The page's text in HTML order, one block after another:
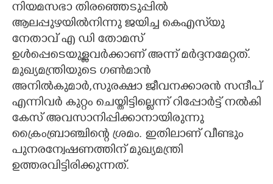
നിയമസഭാ തിരഞ്ഞെടുപ്പിൽ
ആലപ്പുഴയിൽനിന്നു ജയിച്ച കെഎസ്‌യു
നേതാവ് എ ഡി തോമസ്
ഉൾപ്പെടെയുള്ളവർക്കാണ് അന്ന് മർദ്ദനമേറ്റത്.
മുഖ്യമന്ത്രിയുടെ ഗൺമാൻ
അനിൽകുമാർ,സുരക്ഷാ ജീവനക്കാരൻ സന്ദീപ്
എന്നിവർ കുറ്റം ചെയ്തിട്ടില്ലെന്ന് റിപ്പോർട്ട് നൽകി
കേസ് അവസാനിപ്പിക്കാനായിരുന്നു
ക്രൈംബ്രാഞ്ചിന്റെ ശ്രമം. ഇതിലാണ് വീണ്ടും
പുനരന്വേഷണത്തിന് മുഖ്യമന്ത്രി
ഉത്തരവിട്ടിരിക്കുന്നത്.